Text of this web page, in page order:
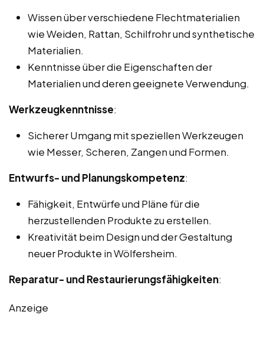
Wissen über verschiedene Flechtmaterialien
wie Weiden, Rattan, Schilfrohr und synthetische
Materialien.
Kenntnisse über die Eigenschaften der
Materialien und deren geeignete Verwendung.
Werkzeugkenntnisse:
Sicherer Umgang mit speziellen Werkzeugen
wie Messer, Scheren, Zangen und Formen.
Entwurfs- und Planungskompetenz:
Fähigkeit, Entwürfe und Pläne für die
herzustellenden Produkte zu erstellen.
Kreativität beim Design und der Gestaltung
neuer Produkte in Wölfersheim.
Reparatur- und Restaurierungsfähigkeiten:
Anzeige